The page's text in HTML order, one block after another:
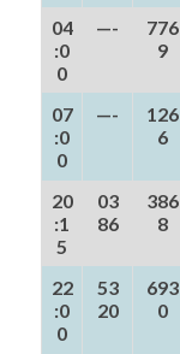
04
:0
0
—-
776
9
07
:0
0
—-
126
6
20
:1
5
03
86
386
8
22
:0
0
53
20
693
0